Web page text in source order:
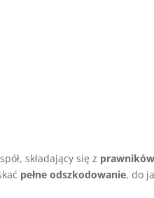
składający się z
pełne odszkodowanie, do